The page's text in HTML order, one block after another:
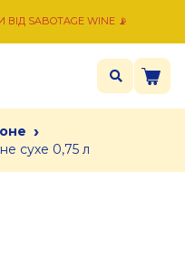
SABOTAGE WINE 📡
›
сухе 0,75 л